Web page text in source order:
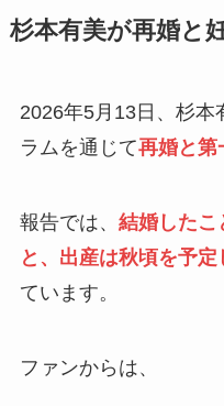
杉本有美が再婚と
2026年5月13日、杉本
ラムを通じて再婚と第
報告では、 結婚したこ
と、出産は秋頃を予定
ています。
ファンからは、